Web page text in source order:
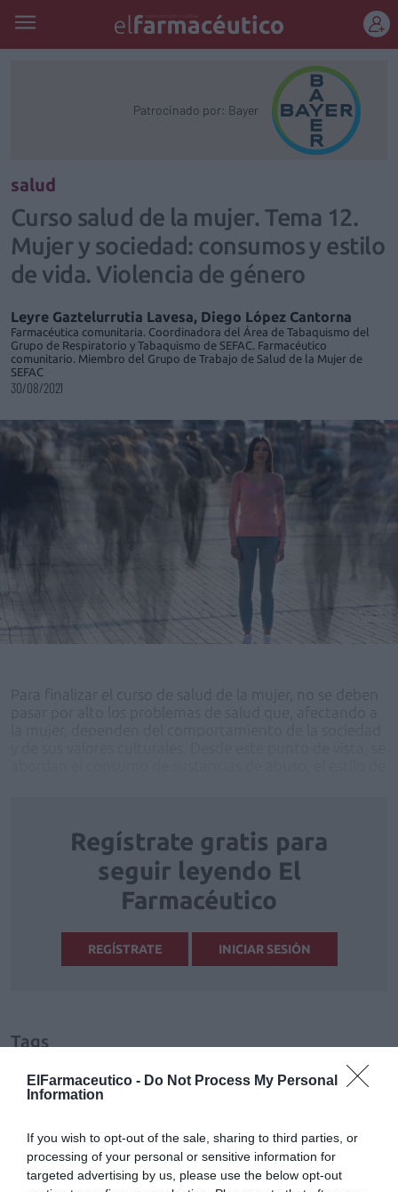
ElFarmaceutico - Do Not Process My Personal
Information
If you wish to opt-out of the sale, sharing to third parties, or
processing of your personal or sensitive information for
targeted advertising by us, please use the below opt-out
Patrocinado por: Bayer
salud
Curso salud de la mujer. Tema 12.
Mujer y sociedad: consumos y estilo
de vida. Violencia de género
Leyre Gaztelurrutia Lavesa, Diego López Cantorna
Farmacéutica comunitaria. Coordinadora del Área de Tabaquismo del
Grupo de Respiratorio y Tabaquismo de SEFAC. Farmacéutico
comunitario. Miembro del Grupo de Trabajo de Salud de la Mujer de
SEFAC
30/08/2021
Para finalizar el curso de salud de la mujer, no se deben
Regístrate gratis para
seguir leyendo El
Farmacéutico
REGÍSTRATE INICIAR SESIÓN
Tags
salud mujer
Otras noticias destacadas